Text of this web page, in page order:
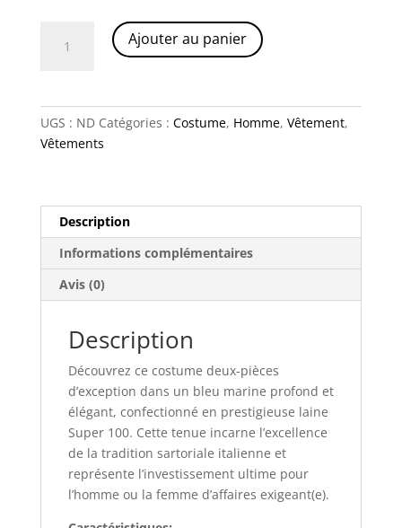
Ajouter au panier
A
e
UGS : ND Catégories : Costume, Homme, Vêtement,
Vêtements
Description
Informations complémentaires
Avis (0)
Description
Découvrez ce costume deux-pièces
d’exception dans un bleu marine profond et
élégant, confectionné en prestigieuse laine
Super 100. Cette tenue incarne l’excellence
de la tradition sartoriale italienne et
représente l’investissement ultime pour
l’homme ou la femme d’affaires exigeant(e).